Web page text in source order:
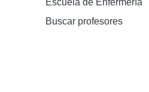
Escuela de Enfermería
Buscar profesores